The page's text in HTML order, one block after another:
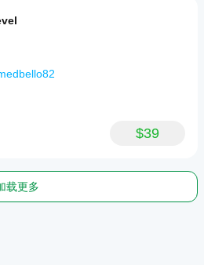
$39
载更多